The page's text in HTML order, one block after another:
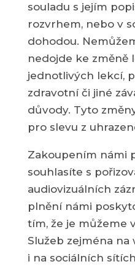
souladu s jejím
rozvrhem, nebo v
dohodou.
nedojde ke změně
jednotlivých lekcí,
zdravotní či jiné
důvody. Tyto
pro slevu z
Zakoupením námi
souhlasíte s
audiovizuálních
plnění námi
tím, že je můžeme
Služeb zejména
i na sociálních